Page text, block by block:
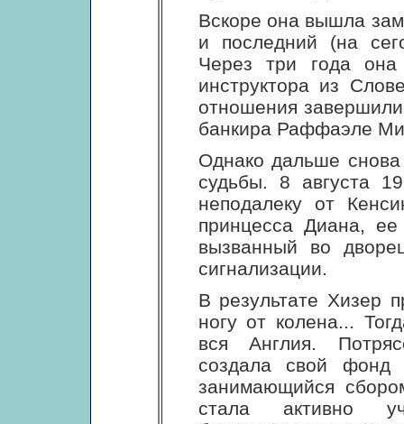
Вскоре она вышла
и последний (на
Через три года
инструктора из
отношения
банкира Раффаэле
Однако дальше снова
судьбы. 8 августа
неподалеку от
принцесса Диана,
вызванный во
сигнализации.
В результате Хизер
ногу от колена...
вся Англия.
создала свой фонд
занимающийся
стала активно